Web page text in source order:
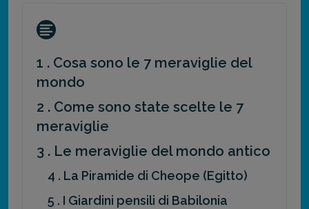
1 . Cosa sono le 7 meraviglie del
mondo
2 . Come sono state scelte le 7
meraviglie
3 . Le meraviglie del mondo antico
4 . La Piramide di Cheope (Egitto)
5 . I Giardini pensili di Babilonia